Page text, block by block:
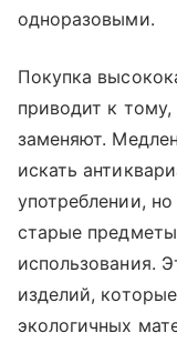
одноразовыми.
Покупка
приводит к
заменяют.
искать
употреблении,
старые
использования.
изделий,
экологичных